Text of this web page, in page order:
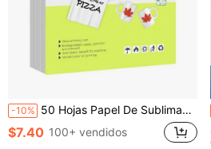
-10% 50 Hojas Papel De Sublimación A4 Papel De Transferencia Térmica Adecuado Para Cualquier Impresora De Inyección De Tinta Con Tinta De Sublimación
$7.40 100+ vendidos